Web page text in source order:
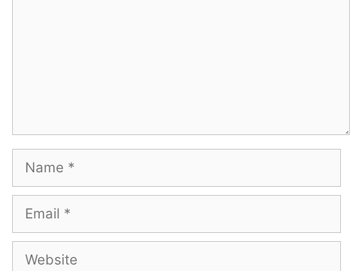
Aahaa Neelaveni
Boomi Pookkum Kaalame!
Rajan Unai Sera
Rajiyamaalum Rani Nee
Name
Email
Website